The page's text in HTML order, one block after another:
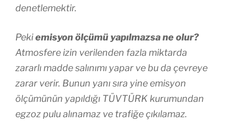
denetlemektir.
Pekiemisyon ölçümü yapılmazsa ne olur?
Atmosfere izin verilenden fazla miktarda
zararlı madde salınımı yapar ve bu da çevreye
zarar verir. Bunun yanı sıra yine emisyon
ölçümünün yapıldığı TÜVTÜRK kurumundan
egzoz pulu alınamaz ve trafiğe çıkılamaz.